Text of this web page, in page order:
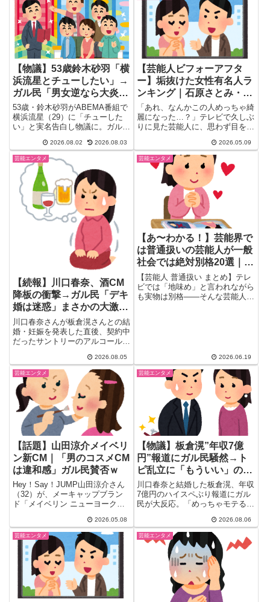
【物議】53歳鈴木砂羽「横
浜流星とチューしたい」→
ガル民「男女逆なら大炎
上」ｗｗｗ
53歳・鈴木砂羽がABEMA番組で
横浜流星（29）に「チューした
い」と実名告白し物議に。ガル民
なら大炎上」「セクハラでは」と
反応。佐藤二朗との比較や更年期
告白への共感の声まで、賛否両論
を一挙まとめて紹介。あなたはこ
の発言セーフだと思う？
2026.08.02 2026.08.03
【芸能人ビフォーアフタ
ー】垢抜けた女性有名人ラ
ンキング｜石原さとみ・剛
力彩芽が圧倒的支持
「あれ、なんかこの人めっちゃ綺
麗になった…？」テレビで久しぶ
りに見た芸能人に、思わず目を奪
2026.05.09
芸能エンタメ
【続報】川口春奈、酒CM
降板の衝撃→ガル民「デキ
婚は迷惑」まさかの大激論
にｗｗｗ
川口春奈さんが板倉滉さんとの結
婚・妊娠を発表した直後、契約中
だったサントリーのアルコール
り替え」に。この対応を「冷た
い」と見るか「誠実」と見るかで
ガル民の意見が真っ二つに割れ、
違約金や映画の代役騒動まで飛び
火した大激論の一部始終をまとめ
ました。
2026.08.05
芸能エンタメ
【あ〜わかる！】芸能界で
は普通扱いの芸能人が一般
社会では絶対別格20選｜ガ
ル民実体験まとめ
【芸能人 普通扱い まとめ】テレ
ビでは「地味め」と言われながら
も実物は別格——そんな芸能人に
2026.06.19
芸能エンタメ
【話題】山田涼介メイベリ
ン新CM｜「男のコスメCM
は違和感」ガル民賛否ｗ
Hey！Say！JUMP山田涼介さん
（32）が、メーキャップブラン
ド「メイベリン ニューヨーク」
2026.05.08
芸能エンタメ
【物議】板倉滉”年収7億
円”報道にガル民騒然→ト
ピ乱立に「もういい」の声
もｗｗｗ
川口春奈と結婚した板倉滉、年収
7億円のハイスペぶり報道にガル
民が大反応。「めっちゃモテる」
婚疑惑や離婚予想を語る辛口コメ
ントも続出。「トピ乱立はもうい
い」の本音まで飛び出した、賛否
両論のガルちゃんトピを徹底まと
2026.08.06
芸能エンタメ 芸能エンタメ